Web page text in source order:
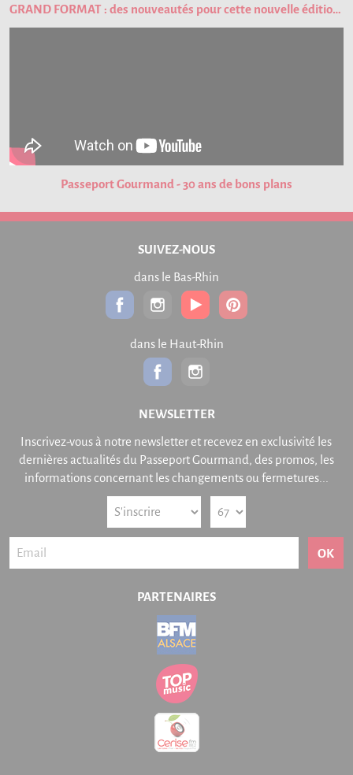
GRAND FORMAT : des nouveautés pour cette nouvelle édition du Passeport Gourmand !
Passeport Gourmand - 30 ans de bons plans
SUIVEZ-NOUS
dans le Bas-Rhin
dans le Haut-Rhin
NEWSLETTER
Inscrivez-vous à notre newsletter et recevez en exclusivité les
dernières actualités du Passeport Gourmand, des promos, les
informations concernant les changements ou fermetures...
OK
PARTENAIRES